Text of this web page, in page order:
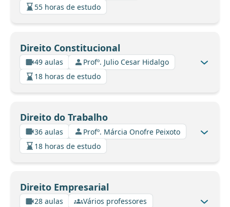
55 horas de estudo
Direito Constitucional
49 aulas
Profº. Julio Cesar Hidalgo
18 horas de estudo
Direito do Trabalho
36 aulas
Profº. Márcia Onofre Peixoto
18 horas de estudo
Direito Empresarial
28 aulas
Vários professores